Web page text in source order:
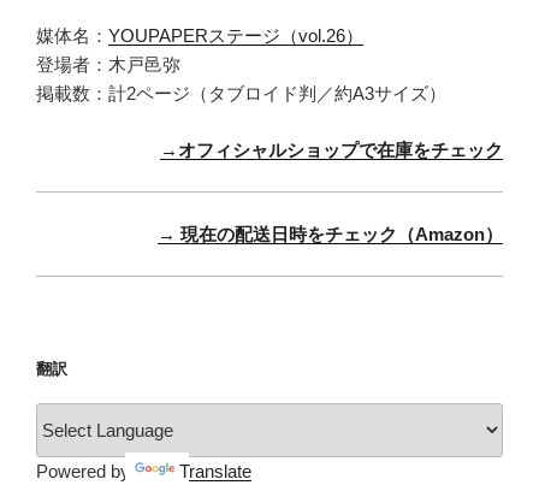
媒体名： YOUPAPERステージ（vol.26）
登場者：木戸邑弥
掲載数：計2ページ（タブロイド判／約A3サイズ）
→オフィシャルショップで在庫をチェック
→ 現在の配送日時をチェック（Amazon）
翻訳
Powered by Translate